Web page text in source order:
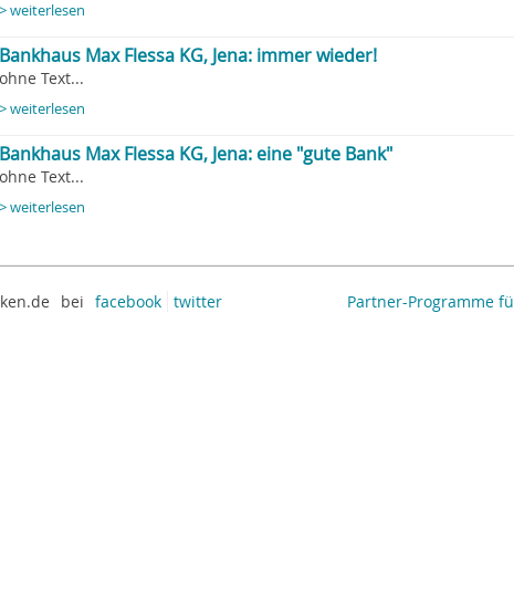
> weiterlesen
Bankhaus Max Flessa KG, Jena: immer wieder!
ohne Text...
> weiterlesen
Bankhaus Max Flessa KG, Jena: eine "gute Bank"
ohne Text...
> weiterlesen
bei facebook twitter Partner-Programme